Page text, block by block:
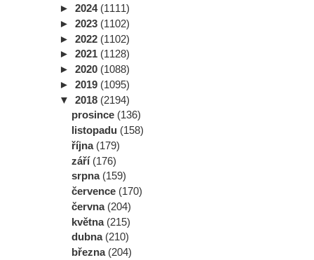
► 2024 (1111)
► 2023 (1102)
► 2022 (1102)
► 2021 (1128)
► 2020 (1088)
► 2019 (1095)
▼ 2018 (2194)
prosince (136)
listopadu (158)
října (179)
září (176)
srpna (159)
července (170)
června (204)
května (215)
dubna (210)
března (204)